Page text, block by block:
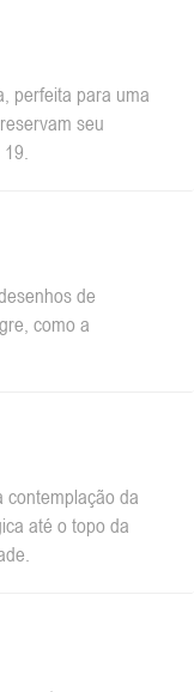
perfeita para uma
seu
de
como a
contemplação da
até o topo da